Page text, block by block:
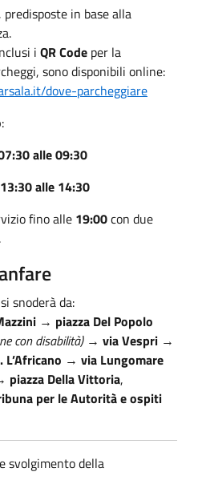
, predisposte in base alla
i QR Code per la
sono disponibili online:
dove-parcheggiare
:
alle 09:30
13:30 alle 14:30
fino alle 19:00con due
snoderà da:
→ piazza Del Popolo
con disabilità)→ via Vespri →
L’Africano → via Lungomare
piazza Della Vittoria,
per le Autorità e ospiti
svolgimento della